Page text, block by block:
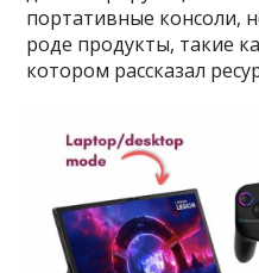
портативные консоли,
роде продукты, такие
котором рассказал